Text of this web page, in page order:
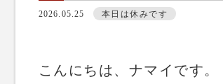
2026.05.25 本日は休みです
こんにちは、ナマイです。